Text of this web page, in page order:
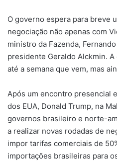
O governo espera para breve
negociação não apenas com
ministro da Fazenda,
presidente Geraldo Alckmin.
até a semana que vem, mas
Após um encontro presencial
dos EUA, Donald Trump, na
governos brasileiro e norte-
a realizar novas rodadas de
impor tarifas comerciais de
importações brasileiras para